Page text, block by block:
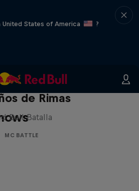
States of America
?
Nueva Historia:
de Rimas
Bull Batalla
MC BATTLE